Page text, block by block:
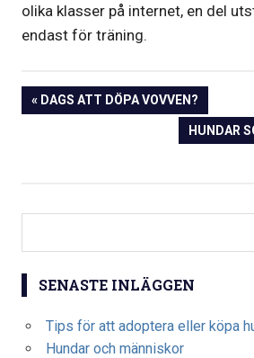
olika klasser på internet, en del
endast för träning.
Inläggsnavigering
PREVIOUS
POST:
DAGS ATT DÖPA VOVVEN?
NEXT
HUNDAR
SENASTE INLÄGGEN
Tips för att adoptera eller köpa
Hundar och människor